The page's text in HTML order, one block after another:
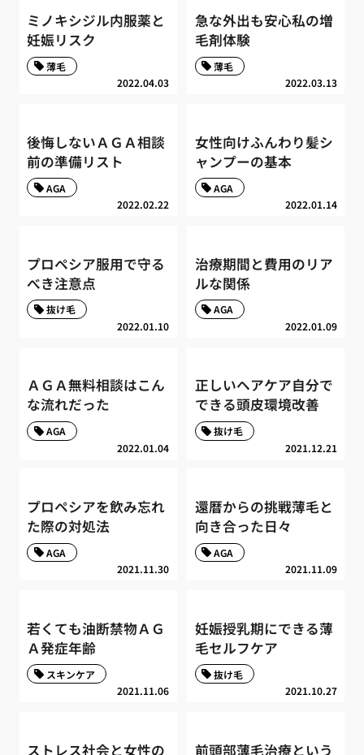
ミノキシジル内服薬と
妊娠リスク
2022.04.03
薄毛
急な外出も安心私の増
毛剤体験
2022.03.13
薄毛
後悔しないＡＧＡ相談
前の準備リスト
2022.02.22
AGA
女性向けふんわり髪シ
ャンプーの基本
2022.01.14
AGA
プロペシア服用で守る
べき注意点
2022.01.10
抜け毛
治療期間と費用のリア
ルな関係
2022.01.09
AGA
ＡＧＡ無料相談はこん
な流れだった
2022.01.04
AGA
正しいヘアケア自分で
できる頭皮環境改善
2021.12.21
抜け毛
プロペシアを飲み忘れ
た際の対処法
2021.11.30
AGA
還暦からの挑戦薄毛と
向き合った日々
2021.11.09
AGA
若くても油断禁物ＡＧ
Ａ発症年齢
2021.11.06
スキンケア
妊娠授乳期にできる薄
毛セルフケア
2021.10.27
抜け毛
ストレス社会と女性の
前頭部薄毛治療という